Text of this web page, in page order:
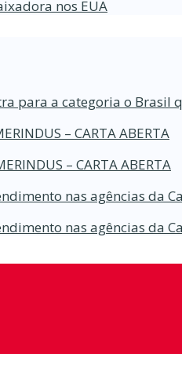
nos EUA
para a categoria o Brasil
– CARTA ABERTA
– CARTA ABERTA
nas agências da
nas agências da